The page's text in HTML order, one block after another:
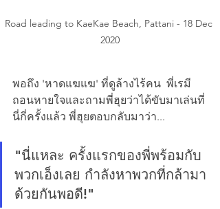
Road leading to KaeKae Beach, Pattani - 18 Dec
2020
พอถึง 'หาดแฆแฆ' ที่ดูล้างไร้คน  พี่เรมี
ถอนหายใจและถามพี่ฮุยว่าได้ขับมาเล่นที่
นี่กี่ครั้งแล้ว พี่ฮุยตอบกลับมาว่า...
"นี่แหละ ครั้งแรกของพี่พร้อมกับ
พวกเอ็งเลย กำลังหาพวกที่กล้ามา
ด้วยกันพอดี!"